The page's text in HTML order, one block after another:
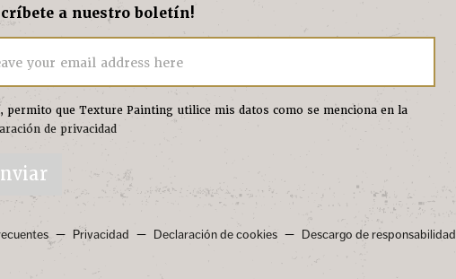
a nuestro boletín!
your email address here
permito que Texture Painting utilice mis datos como se menciona en la
de privacidad
Privacidad Declaración de cookies Descargo de responsabilidad